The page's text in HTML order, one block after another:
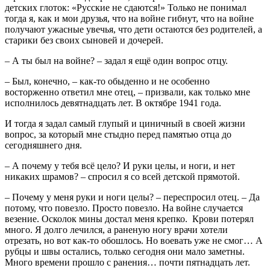
детских глоток: «Русские не сдаются!» Только не понимал
тогда я, как и мои друзья, что на войне гибнут, что на войне
получают ужасные увечья, что дети остаются без родителей, а
старики без своих сыновей и дочерей.
– А ты был на войне? – задал я ещё один вопрос отцу.
– Был, конечно, – как-то обыденно и не особенно
восторженно ответил мне отец, – призвали, как только мне
исполнилось девятнадцать лет. В октябре 1941 года.
И тогда я задал самый глупый и циничный в своей жизни
вопрос, за который мне стыдно перед памятью отца до
сегодняшнего дня.
– А почему у тебя всё цело? И руки целы, и ноги, и нет
никаких шрамов? – спросил я со всей детской прямотой.
– Почему у меня руки и ноги целы? – переспросил отец. – Да
потому, что повезло. Просто повезло. На войне случается
везение. Осколок мины достал меня крепко. Крови потерял
много. Я долго лечился, а раненую ногу врачи хотели
отрезать, но вот как-то обошлось. Но воевать уже не смог… А
рубцы и швы остались, только сегодня они мало заметны.
Много времени прошло с ранения… почти пятнадцать лет.